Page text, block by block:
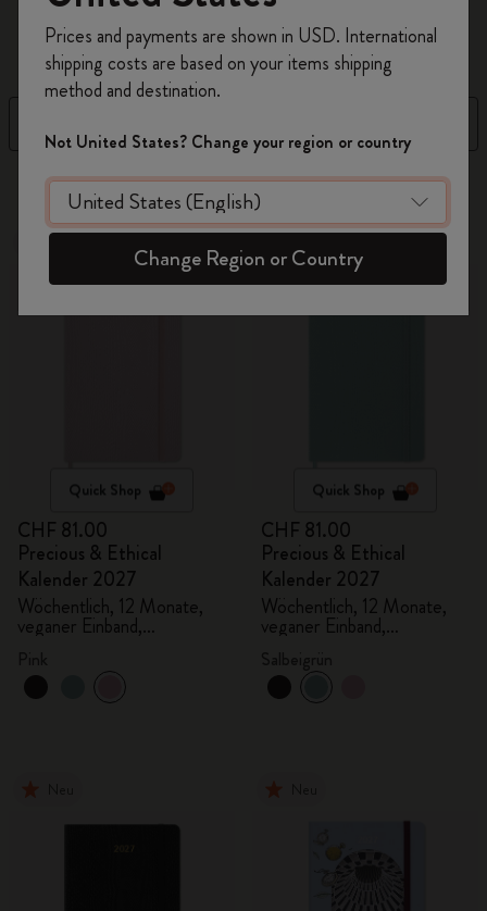
einzigartige Planung des Jahres.
17 Produkte
Neu
Quick Shop
CHF 81.00
Precious & Ethical
Kalender 2027
Wöchentlich, 12 Monate,
veganer Einband,
Geschenkbox
Quick Shop
CHF 81.00
Precious & Ethical
Kalender 2027
Wöchentlich, 12 Monate,
veganer Einband,
Geschenkbox
10% Rabatt sowie kostenlosen Versand auf
Ihre erste Bestellungmit dem Code
WELCOME10.
Erstellen Sie ein Moleskine Konto, um Zugang zu
exklusiven Angeboten, Mitgliedervorteilen und
noch mehr Inspiration zu erhalten.
Jetzt registrieren!
Prices and payments are shown in USD. International
shipping costs are based on your items shipping
method and destination.
Not United States? Change your region or country
Change Region or Country